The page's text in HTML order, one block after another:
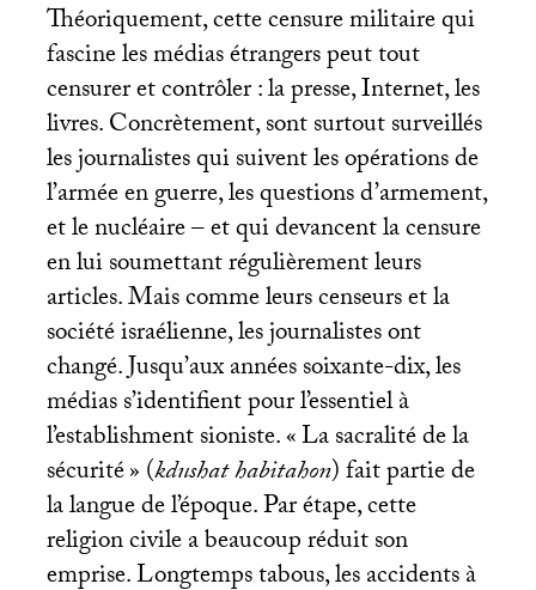
Théoriquement, cette censure militaire qui
fascine les médias étrangers peut tout
censurer et contrôler : la presse, Internet, les
livres. Concrètement, sont surtout surveillés
les journalistes qui suivent les opérations de
l’armée en guerre, les questions d’armement,
et le nucléaire – et qui devancent la censure
en lui soumettant régulièrement leurs
articles. Mais comme leurs censeurs et la
société israélienne, les journalistes ont
changé. Jusqu’aux années soixante-dix, les
médias s’identifient pour l’essentiel à
l’establishment sioniste. «La sacralité de la
sécurité» (kdushat habitahon) fait partie de
la langue de l’époque. Par étape, cette
religion civile a beaucoup réduit son
emprise. Longtemps tabous, les accidents à